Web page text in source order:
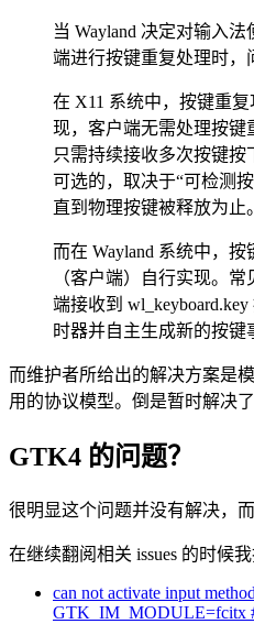
当 Wayland 决定对输入
端进行按键重复处理时，
在 X11 系统中，按键重
现，客户端无需处理按键
只需持续接收多次按键
可选的，取决于“可检测
直到物理按键被释放为止。
而在 Wayland 系统中，
（客户端）自行实现。
端接收到
时器并自主生成新的按键
而维护者所给出的解决方案是
用的协议模型。倒是暂时解决
GTK4 的问题？
很明显这个问题并没有解决，
在继续翻阅相关 issues 的时候我
can not activate input
GTK_IM_MODULE=fcitx